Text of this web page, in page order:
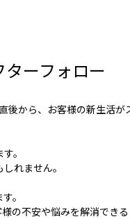
ーフォロー
後から、お客様の新生活が
。
れません。
。
の不安や悩みを解消でき